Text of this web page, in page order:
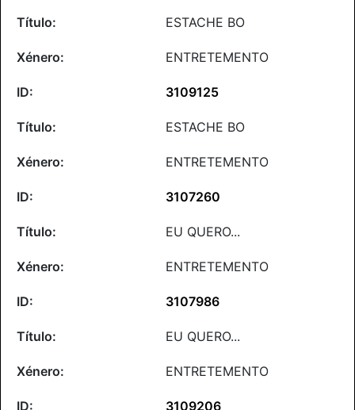
ESTACHE BO
ENTRETEMENTO
3109125
ESTACHE BO
ENTRETEMENTO
3107260
EU QUERO...
ENTRETEMENTO
3107986
EU QUERO...
ENTRETEMENTO
3109206